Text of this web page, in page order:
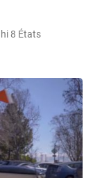
8 États